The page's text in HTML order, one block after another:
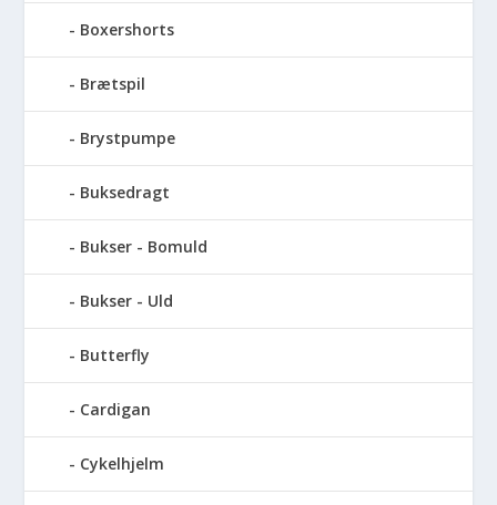
Boxershorts
Brætspil
Brystpumpe
Buksedragt
Bukser - Bomuld
Bukser - Uld
Butterfly
Cardigan
Cykelhjelm